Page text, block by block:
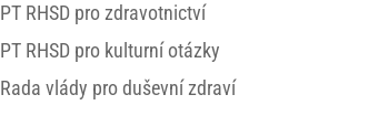
PT RHSD pro zdravotnictví
PT RHSD pro kulturní otázky
Rada vlády pro duševní zdraví